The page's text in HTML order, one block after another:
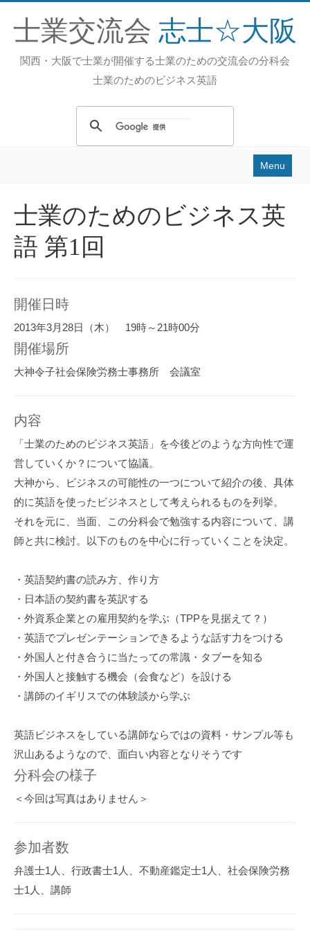
士業交流会 志士☆大阪
関西・大阪で士業が開催する士業のための交流会の分科会
士業のためのビジネス英語
Menu
活動内容
過去の活動
お問い合せ
士業のためのビジネス英
語 第1回
開催日時
2013年3月28日（木） 19時～21時00分
開催場所
大神令子社会保険労務士事務所 会議室
内容
「士業のためのビジネス英語」を今後どのような方向性で運
営していくか？について協議。
大神から、ビジネスの可能性の一つについて紹介の後、具体
的に英語を使ったビジネスとして考えられるものを列挙。
それを元に、当面、この分科会で勉強する内容について、講
師と共に検討。以下のものを中心に行っていくことを決定。
・英語契約書の読み方、作り方
・日本語の契約書を英訳する
・外資系企業との雇用契約を学ぶ（TPPを見据えて？）
・英語でプレゼンテーションできるような話す力をつける
・外国人と付き合うに当たっての常識・タブーを知る
・外国人と接触する機会（会食など）を設ける
・講師のイギリスでの体験談から学ぶ
英語ビジネスをしている講師ならではの資料・サンプル等も
沢山あるようなので、面白い内容となりそうです
分科会の様子
＜今回は写真はありません＞
参加者数
弁護士1人、行政書士1人、不動産鑑定士1人、社会保険労務
士1人、講師